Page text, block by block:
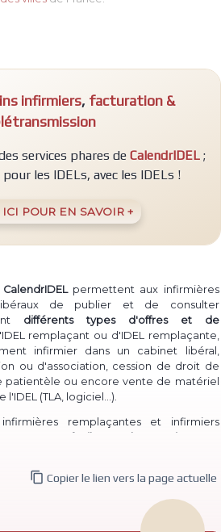
infirmiers, facturation &
services phares de CalendrIDEL ;
les IDELs, avec les IDELs !
POUR EN SAVOIR +
permettent aux infirmières
de publier et de consulter
différents types d'offres et de
remplaçant ou d'IDEL remplaçante,
infirmier dans un cabinet libéral,
ou d'association, cession de droit de
patientèle ou encore vente de matériel
l'IDEL (TLA, logiciel...)
remplaçantes et infirmiers
de recherche
remplaçant déjà publiées.
ou infirmiers titulaires peuvent aisément
collaborateur ou de collaboratrice
, ou
 Copier le lien vers la page actuelle